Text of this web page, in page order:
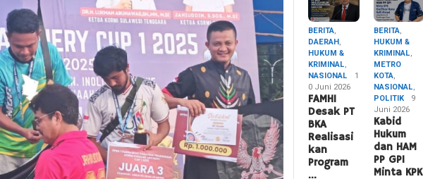
BERITA,
DAERAH,
HUKUM &
KRIMINAL,
NASIONAL
1
0 Juni 2026
FAMHI
Desak PT
BKA
Realisasi
kan
Program
…
BERITA,
HUKUM &
KRIMINAL,
METRO
KOTA,
NASIONAL,
POLITIK
9
Juni 2026
Kabid
Hukum
dan HAM
PP GPI
Minta KPK